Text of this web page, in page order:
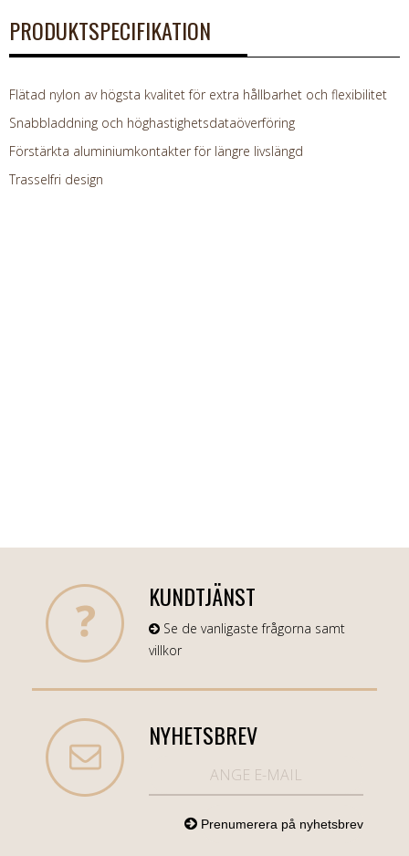
PRODUKTSPECIFIKATION
Flätad nylon av högsta kvalitet för extra hållbarhet och flexibilitet
Snabbladdning och höghastighetsdataöverföring
Förstärkta aluminiumkontakter för längre livslängd
Trasselfri design
KUNDTJÄNST
Se de vanligaste frågorna samt
villkor
NYHETSBREV